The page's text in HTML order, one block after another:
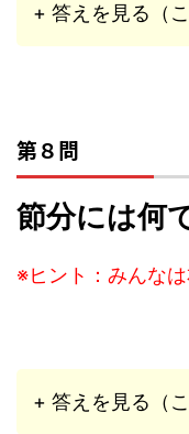
+ 答えを見る（
第８問
節分には何
※ヒント：みんな
+ 答えを見る（